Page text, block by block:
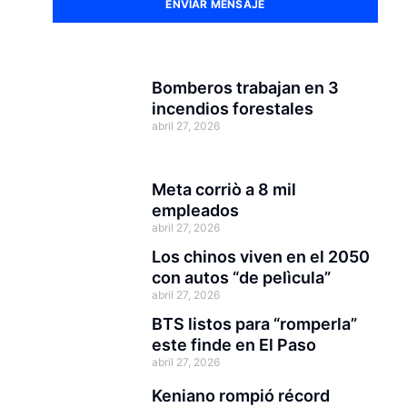
ENVIAR MENSAJE
Bomberos trabajan en 3
incendios forestales
abril 27, 2026
Meta corriò a 8 mil
empleados
abril 27, 2026
Los chinos viven en el 2050
con autos “de pelìcula”
abril 27, 2026
BTS listos para “romperla”
este finde en El Paso
abril 27, 2026
Keniano rompió récord